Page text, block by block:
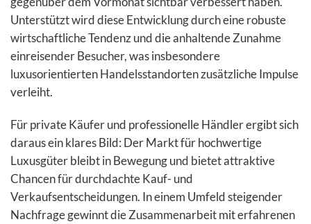
Unterstützt wird diese Entwicklung durch eine robuste
wirtschaftliche Tendenz und die anhaltende Zunahme
einreisender Besucher, was insbesondere
luxusorientierten Handelsstandorten zusätzliche Impulse
verleiht.
Für private Käufer und professionelle Händler ergibt sich
daraus ein klares Bild: Der Markt für hochwertige
Luxusgüter bleibt in Bewegung und bietet attraktive
Chancen für durchdachte Kauf- und
Verkaufsentscheidungen. In einem Umfeld steigender
Nachfrage gewinnt die Zusammenarbeit mit erfahrenen